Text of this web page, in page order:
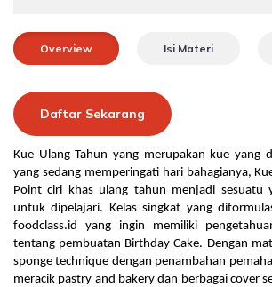
Overview Isi Materi
Daftar Sekarang
Kue Ulang Tahun yang merupakan kue yang
yang sedang memperingati hari bahagianya,
Point ciri khas ulang tahun menjadi sesuatu
untuk dipelajari. Kelas singkat yang
foodclass.id yang ingin memiliki
tentang pembuatan Birthday Cake. Dengan
sponge technique dengan penambahan
meracik pastry and bakery dan berbagai cover